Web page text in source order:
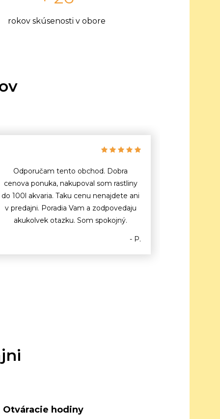
rokov skúsenosti v obore
Odporučam tento obchod. Dobra
cenova ponuka, nakupoval som rastliny
do 100l akvaria. Taku cenu nenajdete ani
v predajni. Poradia Vam a zodpovedaju
akukolvek otazku. Som spokojný.
- P.
Otváracie hodiny